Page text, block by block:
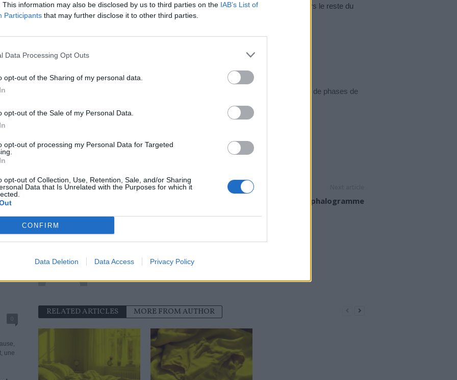
This information may also be disclosed by us to third parties on the IAB’s List of
Participants that may further disclose it to other third parties.
Data Processing Opt Outs
opt-out of the Sharing of my personal data.
opt-out of the Sale of my Personal Data.
opt-out of processing my Personal Data for Targeted
opt-out of Collection, Use, Retention, Sale, and/or Sharing
Data that Is Unrelated with the Purposes for which it
CONFIRM
Data Deletion Data Access Privacy Policy
dernier. Cette onde fait contracter le muscle cardiaque afin qu’il expulse le sang vers le reste du
corps.
Une composante mécanique. Le cycle cardiaque est en fait une succession de phases de
LASANTEAUQUOTIDIEN
Previous article
Electroencéphalogramme
news
RELATED ARTICLES MORE FROM AUTHOR
à
0
une